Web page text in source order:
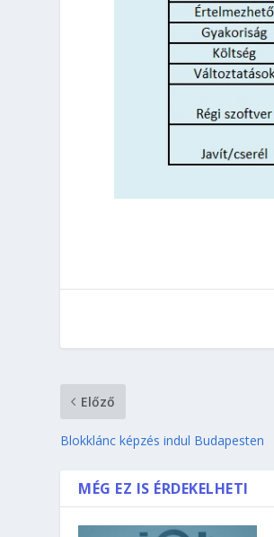
Előző
Blokklánc képzés indul Budapesten
MÉG EZ IS ÉRDEKELHETI